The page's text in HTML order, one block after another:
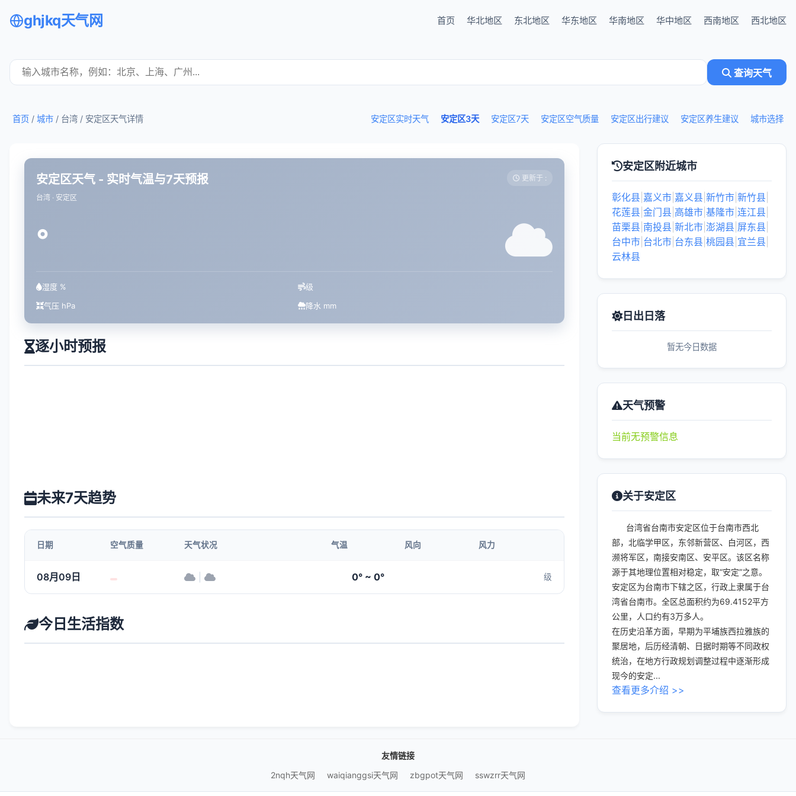
ghjkq天气网 首页 华北地区 东北地区 华东地区 华南地区 华中地区 西南地区 西北地区
查询天气
安定区实时天气 安定区3天 安定区7天 安定区空气质量 安定区出行建议 安定区养生建议 城市选择
首页 / 城市 / 台湾 / 安定区天气详情
安定区天气 - 实时气温与7天预报
台湾 · 安定区
更新于 :
°
湿度 %
级
气压 hPa
降水 mm
逐小时预报
未来7天趋势
日期 空气质量 天气状况 气温 风向 风力
08月09日 0° ~ 0° 级
今日生活指数
安定区附近城市
彰化县 嘉义市 嘉义县 新竹市 新竹县
花莲县 金门县 高雄市 基隆市 连江县
苗栗县 南投县 新北市 澎湖县 屏东县
台中市 台北市 台东县 桃园县 宜兰县
云林县
日出日落
暂无今日数据
天气预警
当前无预警信息
关于安定区
台湾省台南市安定区位于台南市西北
部，北临学甲区，东邻新营区、白河区，西
濒将军区，南接安南区、安平区。该区名称
源于其地理位置相对稳定，取“安定”之意。
安定区为台南市下辖之区，行政上隶属于台
湾省台南市。全区总面积约为69.4152平方
公里，人口约有3万多人。
在历史沿革方面，早期为平埔族西拉雅族的
聚居地，后历经清朝、日据时期等不同政权
统治，在地方行政规划调整过程中逐渐形成
现今的安定...
查看更多介绍 >>
友情链接
2nqh天气网
waiqianggsi天气网 zbgpot天气网 sswzrr天气网